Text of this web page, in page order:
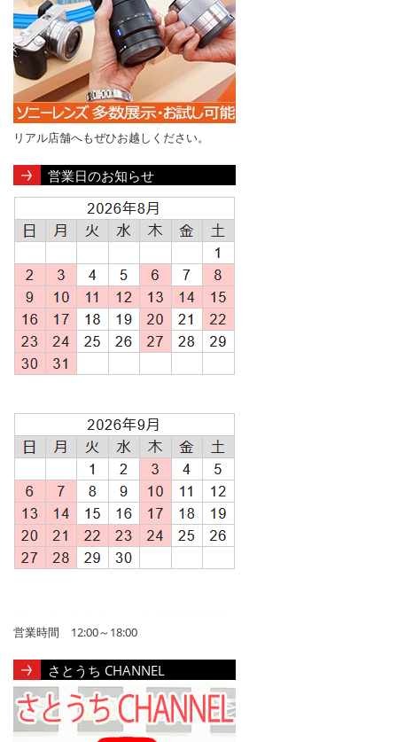
リアル店舗へもぜひお越しください。
営業日のお知らせ
営業時間 12:00～18:00
さとうち CHANNEL